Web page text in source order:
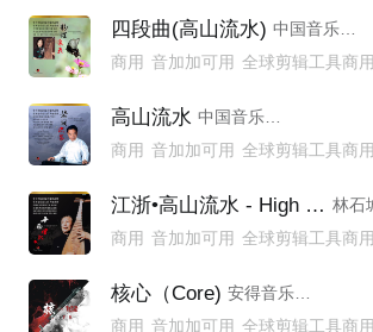
四段曲(高山流水)
中国音乐家大系,李萌
商用 音加加可用 全球剪辑工具商用
全球剪辑工具商用模板不下架
全球剪辑工具商用 YTB不拦截
高山流水
中国音乐家大系,饶宁新,谢导秀
商用 音加加可用 全球剪辑工具商用
全球剪辑工具商用模板不下架
全球剪辑工具商用 YTB不拦截
公播
江浙•高山流水 - High Mountain & Running Waters／Jiang-Zhe
商用 音加加可用 全球剪辑工具商用
全球剪辑工具商用模板不下架
全球剪辑工具商用 YTB不拦截
核心（Core)
安得音乐AndMusic,墨韵随步摇
商用 音加加可用 全球剪辑工具商用